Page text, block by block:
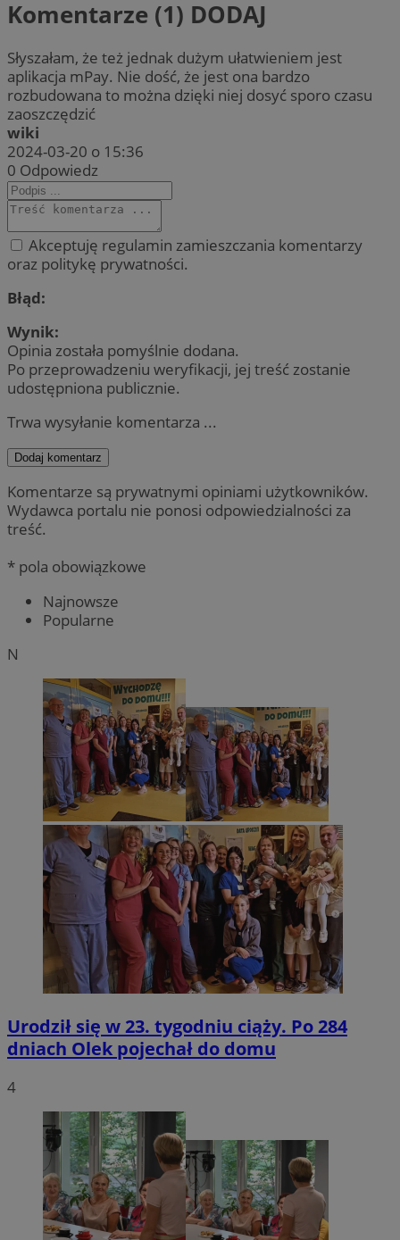
Komentarze (1) DODAJ
Słyszałam, że też jednak dużym ułatwieniem jest
aplikacja mPay. Nie dość, że jest ona bardzo
rozbudowana to można dzięki niej dosyć sporo czasu
zaoszczędzić
wiki
2024-03-20 o 15:36
0 Odpowiedz
Akceptuję regulamin zamieszczania komentarzy
oraz politykę prywatności.
Błąd:
Wynik:
Opinia została pomyślnie dodana.
Po przeprowadzeniu weryfikacji, jej treść zostanie
udostępniona publicznie.
Trwa wysyłanie komentarza ...
Dodaj komentarz
Komentarze są prywatnymi opiniami użytkowników.
Wydawca portalu nie ponosi odpowiedzialności za
treść.
* pola obowiązkowe
Najnowsze
Popularne
N
Urodził się w 23. tygodniu ciąży. Po 284
dniach Olek pojechał do domu
4